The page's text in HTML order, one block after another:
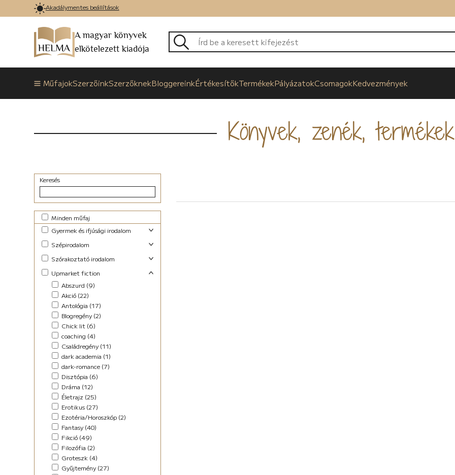
Akadálymentes beállítások
A magyar könyvek
elkötelezett kiadója
MűfajokSzerzőinkSzerzőknekBloggereinkÉrtékesítőkTermékekPályázatokCsomagokKedvezmények
Könyvek, zenék, termékek
Keresés
Minden műfaj
Gyermek és ifjúsági irodalom
Foglalkoztató (29)
Ifjúsági (Young Adult) (47)
Lányregény (7)
Mese (141)
New Adult (9)
Novella (4)
Vers (27)
Szépirodalom
Családregény (3)
Novella (10)
Regény (13)
Szociodráma (2)
Vers (36)
Szórakoztató irodalom
Akció (13)
Chick lit (4)
coaching (1)
Családregény (8)
Dark Fantasy (1)
Disztópia (4)
Életrajz (7)
Erotikus (14)
Ezotéria/Horoszkóp (3)
Fikció (46)
fun fiction (1)
Háború (2)
Horror (5)
Kaland (11)
Kisregény (10)
Lélektani regény (12)
Upmarket fiction
Abszurd (9)
Akció (22)
Antológia (17)
Blogregény (2)
Chick lit (6)
coaching (4)
Családregény (11)
dark academia (1)
dark-romance (7)
Disztópia (6)
Dráma (12)
Életrajz (25)
Erotikus (27)
Ezotéria/Horoszkóp (2)
Fantasy (40)
Fikció (49)
Filozófia (2)
Groteszk (4)
Gyűjtemény (27)